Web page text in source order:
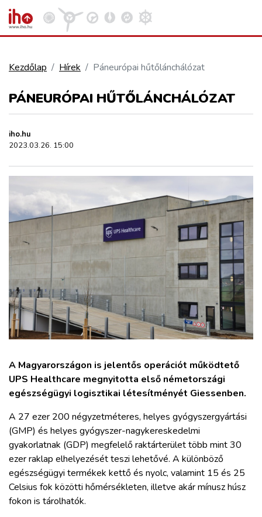
VASÚT
KÖZLEKEDÉSFEJLESZTÉS
ELLÁTÁSI LÁNC
ZÖLDÚT
HAJÓZÁS
BLOG
ARCHÍVUM
BELÉPÉS
REGISZTRÁCIÓ
Kezdőlap Hírek Páneurópai hűtőlánchálózat
PÁNEURÓPAI HŰTŐLÁNCHÁLÓZAT
iho.hu
2023.03.26. 15:00
A Magyarországon is jelentős operációt működtető
UPS Healthcare megnyitotta első németországi
egészségügyi logisztikai létesítményét Giessenben.
A 27 ezer 200 négyzetméteres, helyes gyógyszergyártási
(GMP) és helyes gyógyszer-nagykereskedelmi
gyakorlatnak (GDP) megfelelő raktárterület több mint 30
ezer raklap elhelyezését teszi lehetővé. A különböző
egészségügyi termékek kettő és nyolc, valamint 15 és 25
Celsius fok közötti hőmérsékleten, illetve akár mínusz húsz
fokon is tárolhatók.